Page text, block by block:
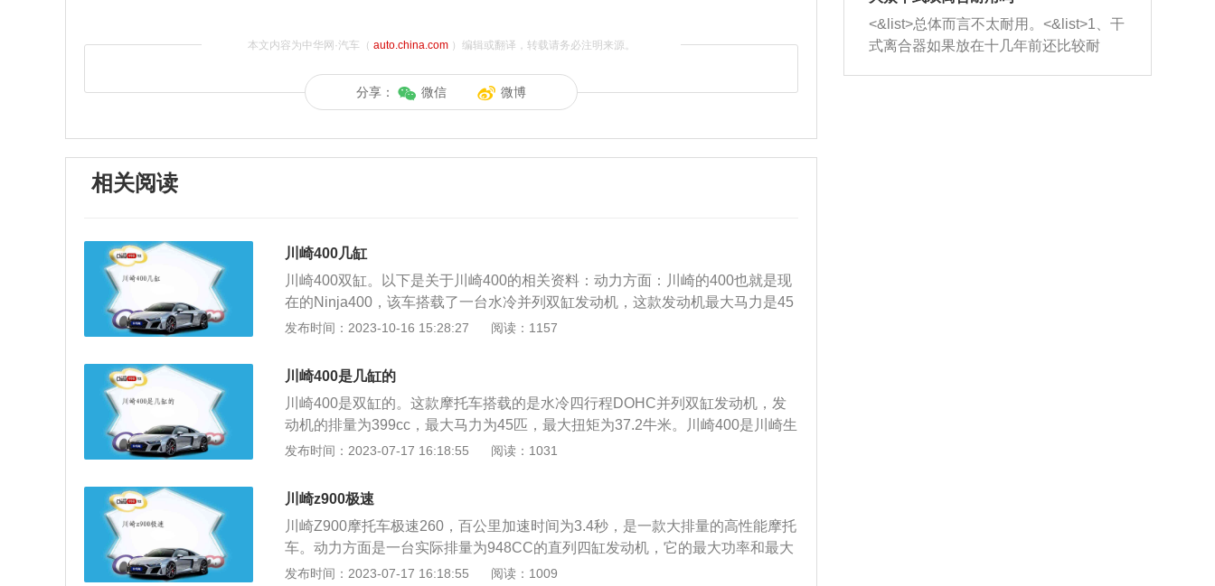
本文内容为中华网·汽车（ auto.china.com）编辑或翻译，转载请务必注明来源。
分享： 微信 微博
相关阅读
川崎400几缸
川崎400双缸。以下是关于川崎400的相关资料：动力方面：川崎的400也就是现
在的Ninja400，该车搭载了一台水冷并列双缸发动机，这款发动机最大马力是45
ps/10000rpm，最大扭矩38N.m/8000rpm，实际排量为399cc。定位于川崎的入
m左右，骑行姿势更加舒适。整车质量168KG，比上一代整整减少了6.8KG，Nin
ja400车架更加牢固，整体轻便且稳定。
发布时间：2023-10-16 15:28:27 阅读：1157
川崎400是几缸的
川崎400是双缸的。这款摩托车搭载的是水冷四行程DOHC并列双缸发动机，发
动机的排量为399cc，最大马力为45匹，最大扭矩为37.2牛米。川崎400是川崎生
产的一款公路摩托车，长宽高分别为1990*710*1120毫米，轴距为1370毫米，最
非常优秀，使用的大灯包括三个相等的部分，上下两侧的倒三角形作为定位灯。
当远光灯点亮时，它们会向中间靠近，并以补光的形式点亮。方向灯使用卤素灯
泡。从外观上看，方向灯的设计非常流畅，与车身融为一体。尾灯方面，尾灯采
用了WSBKZX-10R之王的造型，并采用了多维度的设计。晚上点亮后，尾灯看起
来非常容易辨认。
发布时间：2023-07-17 16:18:55 阅读：1031
川崎z900极速
川崎Z900摩托车极速260，百公里加速时间为3.4秒，是一款大排量的高性能摩托
车。动力方面是一台实际排量为948CC的直列四缸发动机，它的最大功率和最大
扭矩分别可达118匹马力和95牛.米。260km/h的最高时速，仅为3.4秒的加速时
发布时间：2023-07-17 16:18:55 阅读：1009
催化器得到清洗，排气管堵塞的情况就
能够得到解决。
机油粘度过小的话，同样会有烧机油现
象，机油粘度过小具有很好的流动性，
店；<&list>2.车辆半轴套管防尘罩破
裂，破裂后会出现漏油现象，使半轴磨
损严重，磨损的半轴容易损坏，产生异
响；<&list>3.稳定器的转向胶套和球头
<&list>总体而言不太耐用。<&list>1、干
式离合器如果放在十几年前还比较耐